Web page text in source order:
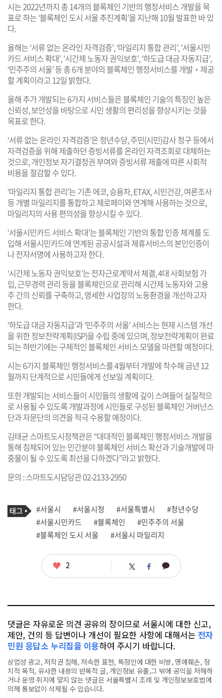
시는 2022년까지 총 14개의 블록체인 기반의 행정서비스 개발을 목
표로 하는 ‘블록체인 도시 서울 추진계획’을 지난해 10월 발표한 바 있
다.
올해는 ‘서류 없는 온라인 자격검증’, ‘마일리지 통합 관리’, ‘서울시민
카드 서비스 확대’, ‘시간제 노동자 권익보호’, ‘하도급 대금 자동지급’,
‘민주주의 서울’ 등 총 6개 분야의 블록체인 행정서비스를 개발‧제공
할 계획이라고 12일 밝혔다.
올해 추가 개발되는 6가지 서비스들은 블록체인 기술의 특징인 높은
신뢰성, 보안성을 바탕으로 시민 생활의 편리성을 향상시키는 것을
목표로 한다.
‘서류 없는 온라인 자격검증’은 청년수당, 주민(시민)감사 청구 등에서
자격검증을 위해 제출하던 증빙서류를 온라인 자격조회로 대체하는
것으로, 개인정보 자기결정권 부여와 증빙서류 제출에 따른 사회적
비용을 절감할 수 있다.
‘마일리지 통합 관리’는 기존 에코, 승용차, ETAX, 시민건강, 여론조사
등 개별 마일리지를 통합하고 제로페이와 연계해 사용하는 것으로,
마일리지의 사용 편의성을 향상시킬 수 있다.
‘서울시민카드 서비스 확대’는 블록체인 기반의 통합 인증 체계를 도
입해 서울시민카드에 연계된 공공시설과 제휴서비스의 본인인증이
나 전자서명에 사용하고자 한다.
‘시간제 노동자 권익보호’는 전자근로계약서 체결, 4대 사회보험 가
입, 근무경력 관리 등을 블록체인으로 관리해 시간제 노동자와 고용
주 간의 신뢰를 구축하고, 영세한 사업장의 노동환경을 개선하고자
한다.
‘하도급 대금 자동지급’과 ‘민주주의 서울’ 서비스는 현재 시스템 개선
을 위한 정보전략계획(ISP)을 수립 중에 있으며, 정보전략계획이 완료
되는 하반기에는 구체적인 블록체인 서비스 모델을 마련할 예정이다.
시는 6가지 블록체인 행정서비스를 4월부터 개발에 착수해 금년 12
월까지 단계적으로 시민들에게 선보일 계획이다.
또한 개발되는 서비스들이 시민들의 생활에 깊이 스며들어 실질적으
로 사용될 수 있도록 개발과정에 시민들로 구성된 블록체인 거버넌스
단과 자문단의 의견을 적극 수용할 예정이다.
김태균 스마트도시정책관은 “대대적인 블록체인 행정서비스 개발을
통해 침체되어 있는 민간분야 블록체인 서비스 확산과 기술개발에 마
중물이 될 수 있도록 최선을 다하겠다”라고 밝혔다.
문의 : 스마트도시담당관 02-2133-2950
기
사
관
련
태
태
그
#서울시 #서울시청 #서울특별시
#청년수당
#서울시민카드
#블록체인
#민주주의 서울
#블록체인 도시 서울
#서울시 마일리지
좋
2 트 페 카
댓글은 자유로운 의견 공유의 장이므로 서울시에 대한 신고,
제안, 건의 등 답변이나 개선이 필요한 사항에 대해서는 전자
민원 응답소 누리집을 이용하여 주시기 바랍니다.
상업성 광고, 저작권 침해, 저속한 표현, 특정인에 대한 비방, 명예훼손, 정
치적 목적, 유사한 내용의 반복적 글, 개인정보 유출,그 밖에 공익을 저해하
거나 운영 취지에 맞지 않는 댓글은 서울특별시 조례 및 개인정보보호법에
의해 통보없이 삭제될 수 있습니다.